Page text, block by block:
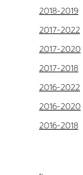
2018-2019
2017-2022
2017-2020
2017-2018
2016-2022
2016-2020
2016-2018